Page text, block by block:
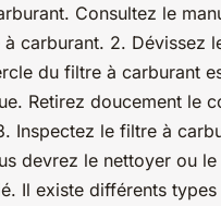
Consultez le
carburant. 2. Dévissez
du filtre à carburant
Retirez doucement le
Inspectez le filtre à
devrez le nettoyer ou
Il existe différents